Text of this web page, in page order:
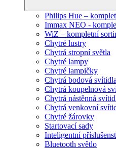
Philips Hue –
Immax NEO -
WiZ – kompletní
Chytré lustry
Chytrá stropní světla
Chytré lampy
Chytré lampičky
Chytrá bodová svítidla
Chytrá koupelnová
Chytrá nástěnná
Chytrá venkovní
Chytré žárovky
Startovací sady
Inteligentní
Bluetooth světlo